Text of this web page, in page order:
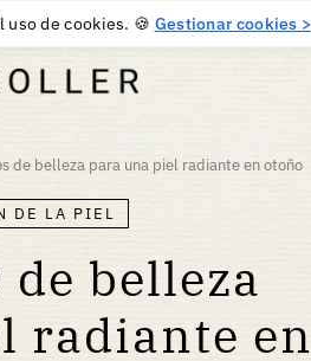
uso de cookies. 🍪 Gestionar cookies >
DESDE30€COMPRA
de belleza para una piel radiante en otoño
DE LA PIEL
belleza
radiante en